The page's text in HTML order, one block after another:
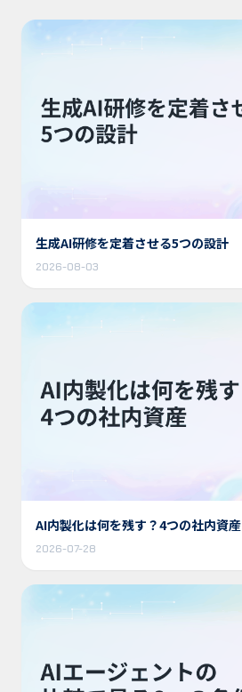
生成AI研修を定着させる5つの設計
2026-08-03
AI内製化は何を残す？4つの社内資産
2026-07-28